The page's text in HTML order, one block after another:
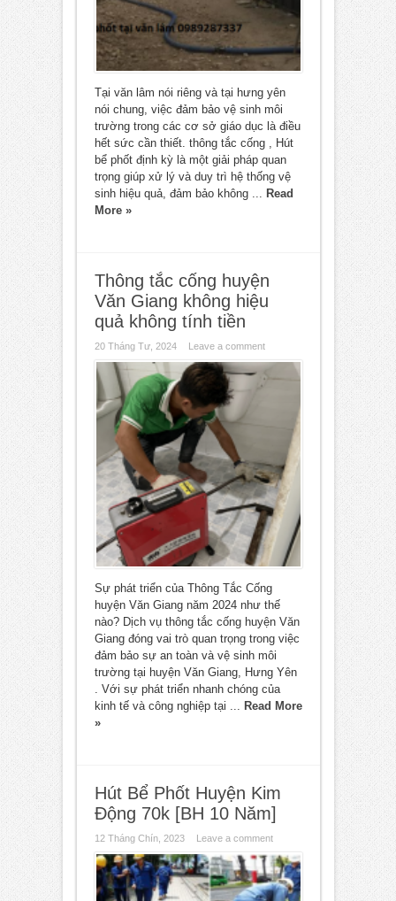
Tại văn lâm nói riêng và tại hưng yên
nói chung, việc đảm bảo vệ sinh môi
trường trong các cơ sở giáo dục là điều
hết sức cần thiết. thông tắc cống , Hút
bể phốt định kỳ là một giải pháp quan
trọng giúp xử lý và duy trì hệ thống vệ
sinh hiệu quả, đảm bảo không ... Read
More »
Thông tắc cống huyện
Văn Giang không hiệu
quả không tính tiền
20 Tháng Tư, 2024 Leave a comment
Sự phát triển của Thông Tắc Cống
huyện Văn Giang năm 2024 như thế
nào? Dịch vụ thông tắc cống huyện Văn
Giang đóng vai trò quan trọng trong việc
đảm bảo sự an toàn và vệ sinh môi
trường tại huyện Văn Giang, Hưng Yên
. Với sự phát triển nhanh chóng của
kinh tế và công nghiệp tại ... Read More
»
Hút Bể Phốt Huyện Kim
Động 70k [BH 10 Năm]
12 Tháng Chín, 2023 Leave a comment